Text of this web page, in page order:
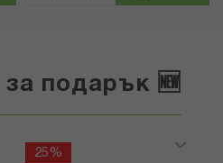
подарък 🆕
25%